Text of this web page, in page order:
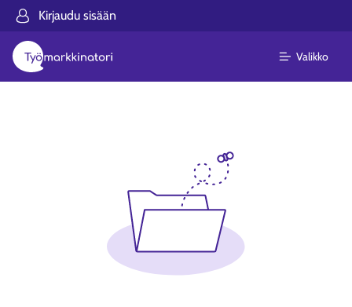
Kirjaudu sisään
Valikko